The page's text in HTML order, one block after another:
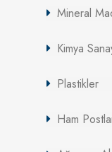
Mineral
Kimya
Plastikler
Ham